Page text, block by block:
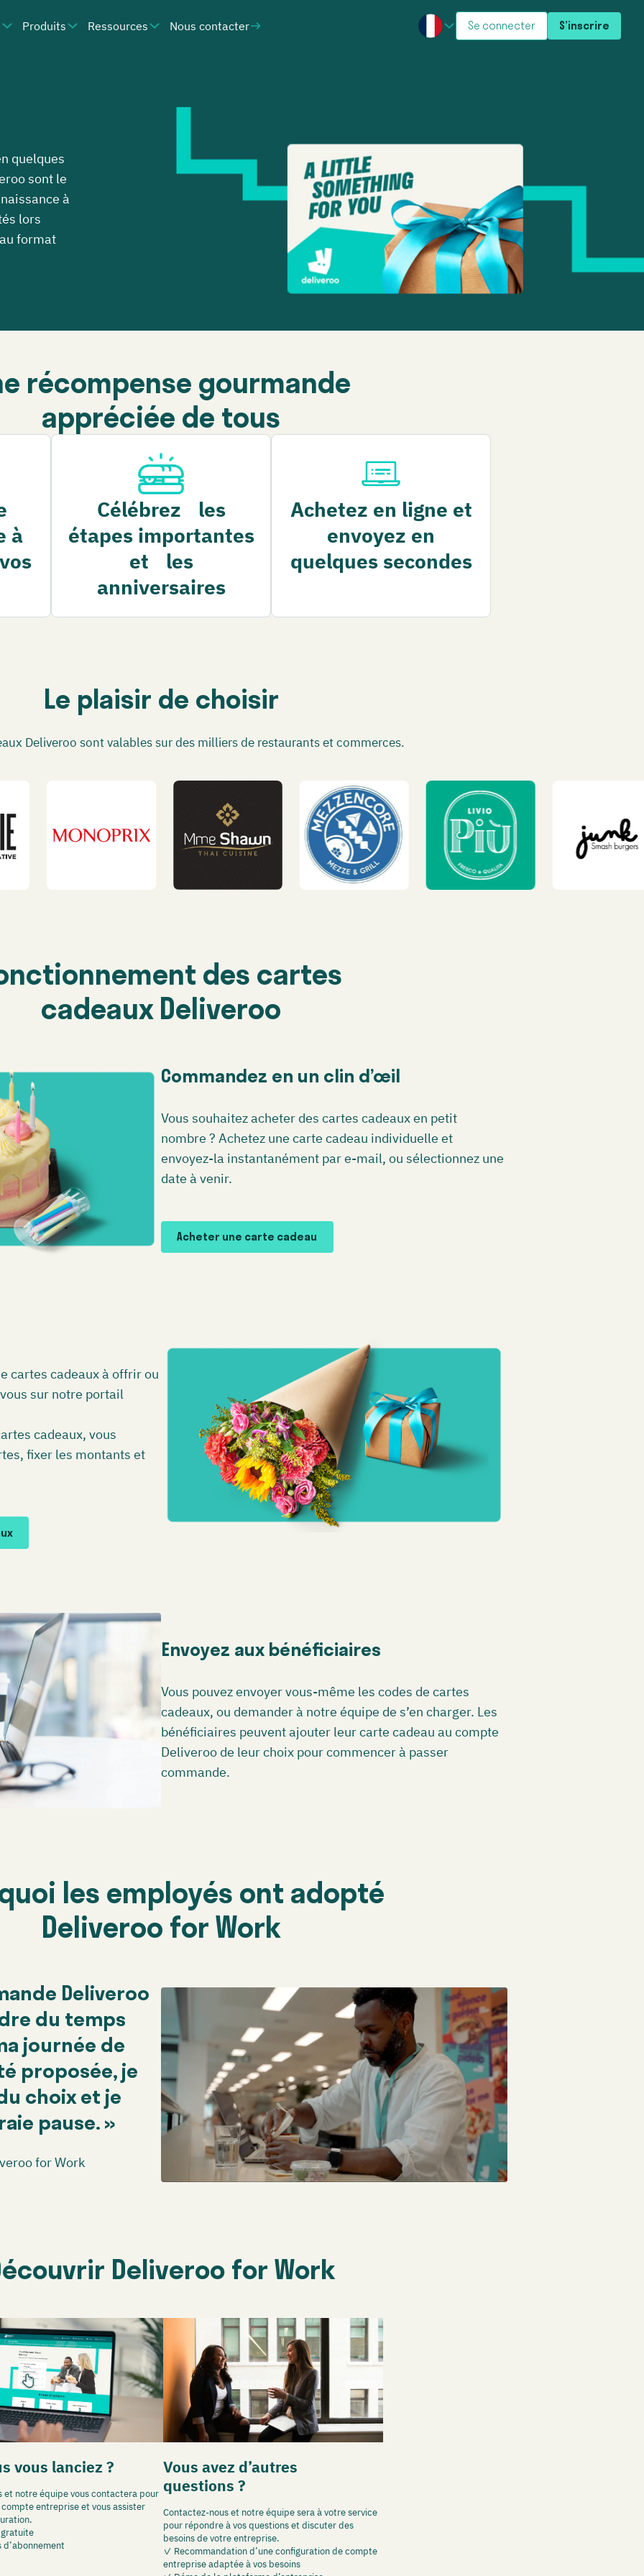
Produits Ressources Nous contacter Select language
Se connecter S’inscrire
quelques
sont le
à
lors
format
récompense gourmande
appréciée de tous
à
Célébrez les
étapes importantes
et les
anniversaires
Achetez en ligne et
envoyez en
quelques secondes
Le plaisir de choisir
Deliveroo sont valables sur des milliers de restaurants et commerces.
des cartes
cadeaux Deliveroo
Commandez en un clin d’œil
Vous souhaitez acheter des cartes cadeaux en petit
nombre ? Achetez une carte cadeau individuelle et
envoyez-la instantanément par e-mail, ou sélectionnez une
date à venir.
Acheter une carte cadeau
cartes cadeaux à offrir ou
sur notre portail
cadeaux, vous
fixer les montants et
Envoyez aux bénéficiaires
Vous pouvez envoyer vous-même les codes de cartes
cadeaux, ou demander à notre équipe de s’en charger. Les
bénéficiaires peuvent ajouter leur carte cadeau au compte
Deliveroo de leur choix pour commencer à passer
commande.
les employés ont adopté
Deliveroo for Work
Deliveroo
du temps
journée de
proposée, je
choix et je
pause. »
for Work
Deliveroo for Work
vous lanciez ?
et notre équipe vous contactera pour
entreprise et vous assister
Vous avez d’autres
questions ?
Contactez-nous et notre équipe sera à votre service
pour répondre à vos questions et discuter des
besoins de votre entreprise.
✓ Recommandation d’une configuration de compte
entreprise adaptée à vos besoins